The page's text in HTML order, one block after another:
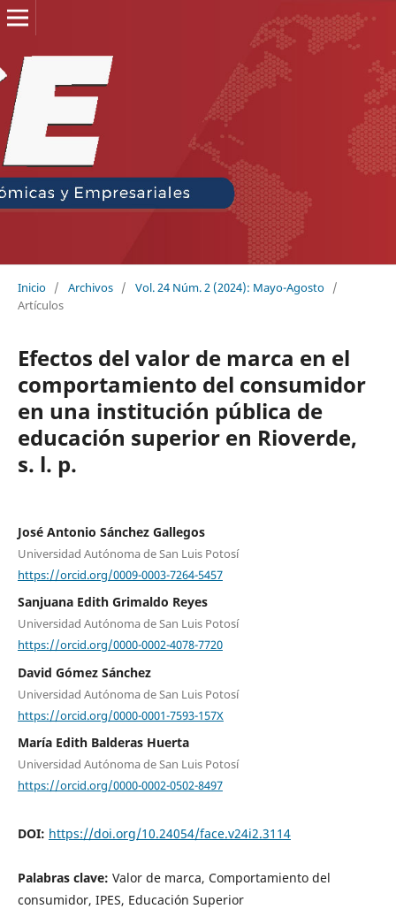
Inicio / Archivos / Vol. 24 Núm. 2 (2024): Mayo-Agosto /
Artículos
Efectos del valor de marca en el
comportamiento del consumidor
en una institución pública de
educación superior en Rioverde,
s. l. p.
José Antonio Sánchez Gallegos
Universidad Autónoma de San Luis Potosí
https://orcid.org/0009-0003-7264-5457
Sanjuana Edith Grimaldo Reyes
Universidad Autónoma de San Luis Potosí
https://orcid.org/0000-0002-4078-7720
David Gómez Sánchez
Universidad Autónoma de San Luis Potosí
https://orcid.org/0000-0001-7593-157X
María Edith Balderas Huerta
Universidad Autónoma de San Luis Potosí
https://orcid.org/0000-0002-0502-8497
DOI: https://doi.org/10.24054/face.v24i2.3114
Palabras clave: Valor de marca, Comportamiento del
consumidor, IPES, Educación Superior